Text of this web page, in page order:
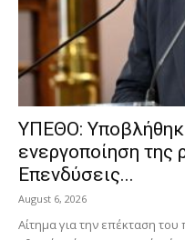
ΥΠΕΘΟ:
ενεργοποίηση της
Επενδύσεις...
August 6, 2026
Αίτημα για την επέκταση